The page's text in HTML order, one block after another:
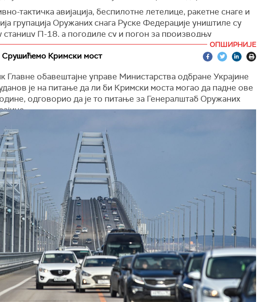
тактичка авијација, беспилотне летелице, ракетне снаге и
групација Оружаних снага Руске Федерације уништиле су
станицу П-18, а погодиле су и погон за производњу
накупине људства и војне опреме Оружаних снага Украјине
наводи се у поруци објављеној на
Телеграму.
ОПШИРНИЈЕ
Срушићемо Кримски мост
Главне обавештајне управе Министарства одбране Украјине
је на питање да ли би Кримски моста могао да падне ове
одговорио да је то питање за Генералштаб Оружаних
Буданов је нагласио у интервјуу за
уништен и да његово одељење ради "планирани посао" по
радимо, осим рутинског уништавања логистике и железнице, је
Крима. Ми смо обезбедили да Русија повуче своје
Крима што је даље могуће у Очамчиру (нову руску луку на
Абхазије), навео је Буданов.